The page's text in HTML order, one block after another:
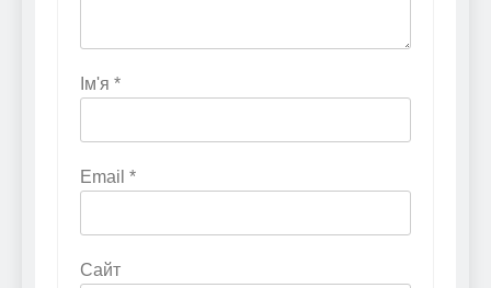
Ім'я *
Email *
Сайт